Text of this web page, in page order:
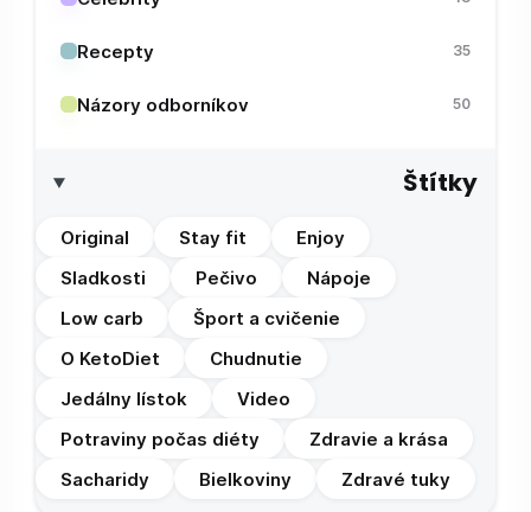
Recepty 35
Názory odborníkov 50
Štítky
Original Stay fit
Enjoy
Sladkosti
Pečivo
Nápoje
Low carb
Šport a cvičenie
O KetoDiet
Chudnutie
Jedálny lístok
Video
Potraviny počas diéty
Zdravie a krása
Sacharidy
Bielkoviny Zdravé tuky